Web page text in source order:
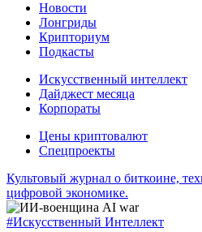
Новости
Лонгриды
Крипториум
Подкасты
Искусственный интеллект
Дайджест месяца
Корпораты
Цены криптовалют
Спецпроекты
Культовый журнал о биткоине,
цифровой экономике.
#Искусственный Интеллект